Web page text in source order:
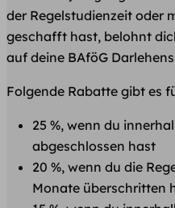
der Regelstudienzeit oder
geschafft hast, belohnt
auf deine BAföG
Folgende Rabatte gibt es
25 %, wenn du
abgeschlossen hast
20 %, wenn du die
Monate überschritten